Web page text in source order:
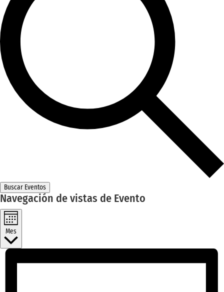
Buscar Eventos
Navegación de vistas de Evento
Mes